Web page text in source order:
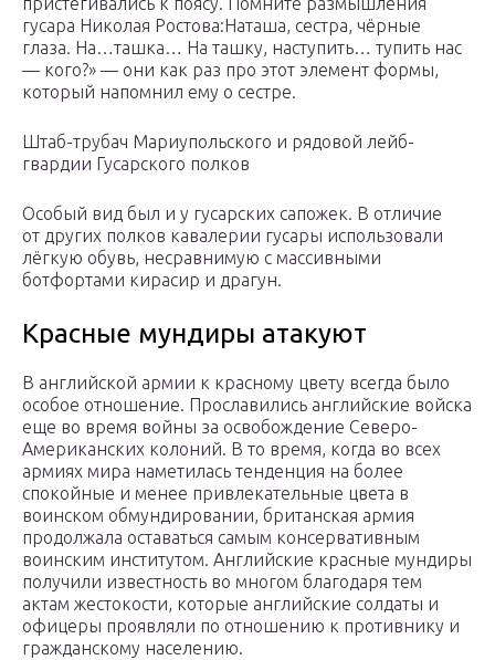
гусара Николая Ростова:Наташа, сестра, чёрные
глаза. На…ташка… На ташку, наступить… тупить нас
— кого?» — они как раз про этот элемент формы,
который напомнил ему о сестре.
Штаб-трубач Мариупольского и рядовой лейб-
гвардии Гусарского полков
Особый вид был и у гусарских сапожек. В отличие
от других полков кавалерии гусары использовали
лёгкую обувь, несравнимую с массивными
ботфортами кирасир и драгун.
Красные мундиры атакуют
В английской армии к красному цвету всегда было
особое отношение. Прославились английские войска
еще во время войны за освобождение Северо-
Американских колоний. В то время, когда во всех
армиях мира наметилась тенденция на более
спокойные и менее привлекательные цвета в
воинском обмундировании, британская армия
продолжала оставаться самым консервативным
воинским институтом. Английские красные мундиры
получили известность во многом благодаря тем
актам жестокости, которые английские солдаты и
офицеры проявляли по отношению к противнику и
гражданскому населению.